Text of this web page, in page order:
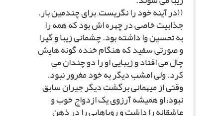
((در آینه خود را نگریست, براى چندمین بار.
جذابیت خاصى در چهره اش بود که همه را
به تحسین وا داشته بود. چشمانى زیبا و گیرا
و صورتى سفید که هنگام خنده, گونه هایش
چال مى افتاد و زیبایى او را دو چندان مى
کرد. ولى امشب دیگر به خود مغرور نبود.
وقتى از میهمانى برگشت دیگر جیران سابق
نبود; او همیشه آرزوى یک ازدواج خوب و
عاشقانه را داشت و رویاهایى را در ذهن